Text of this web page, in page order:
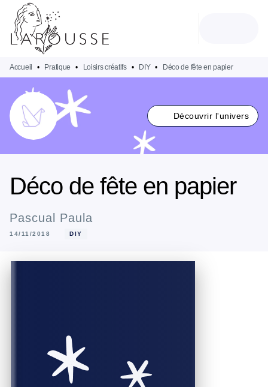
MENU
PIED DE PAGE
Accueil • Pratique • Loisirs créatifs • DIY • Déco de fête en papier
Découvrir l'univers
Déco de fête en papier
Pascual Paula
14/11/2018 DIY